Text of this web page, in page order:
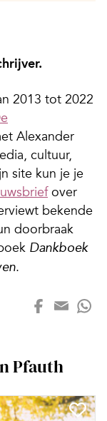
2013 tot 2022
Alexander
cultuur,
site kun je je
over
bekende
doorbraak
Dankboek
.
Pfauth